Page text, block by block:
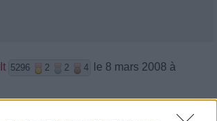
5296 2 2 4
le 8 mars 2008 à